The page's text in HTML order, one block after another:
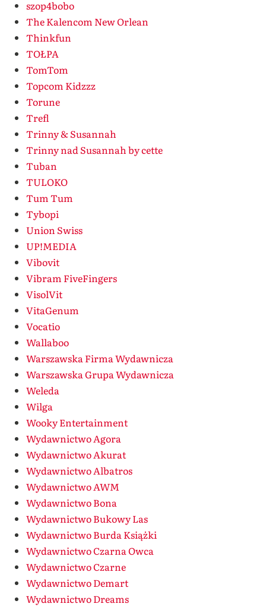
szop4bobo
The Kalencom New Orlean
Thinkfun
TOŁPA
TomTom
Topcom Kidzzz
Torune
Trefl
Trinny & Susannah
Trinny nad Susannah by cette
Tuban
TULOKO
Tum Tum
Tybopi
Union Swiss
UP!MEDIA
Vibovit
Vibram FiveFingers
VisolVit
VitaGenum
Vocatio
Wallaboo
Warszawska Firma Wydawnicza
Warszawska Grupa Wydawnicza
Weleda
Wilga
Wooky Entertainment
Wydawnictwo Agora
Wydawnictwo Akurat
Wydawnictwo Albatros
Wydawnictwo AWM
Wydawnictwo Bona
Wydawnictwo Bukowy Las
Wydawnictwo Burda Książki
Wydawnictwo Czarna Owca
Wydawnictwo Czarne
Wydawnictwo Demart
Wydawnictwo Dreams